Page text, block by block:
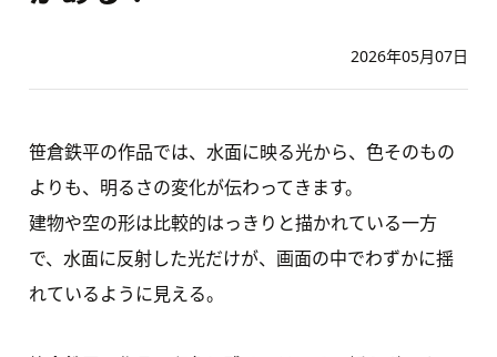
2026年05月07日
笹倉鉄平の作品では、水面に映る光から、色そのもの
よりも、明るさの変化が伝わってきます。
建物や空の形は比較的はっきりと描かれている一方
で、水面に反射した光だけが、画面の中でわずかに揺
れているように見える。